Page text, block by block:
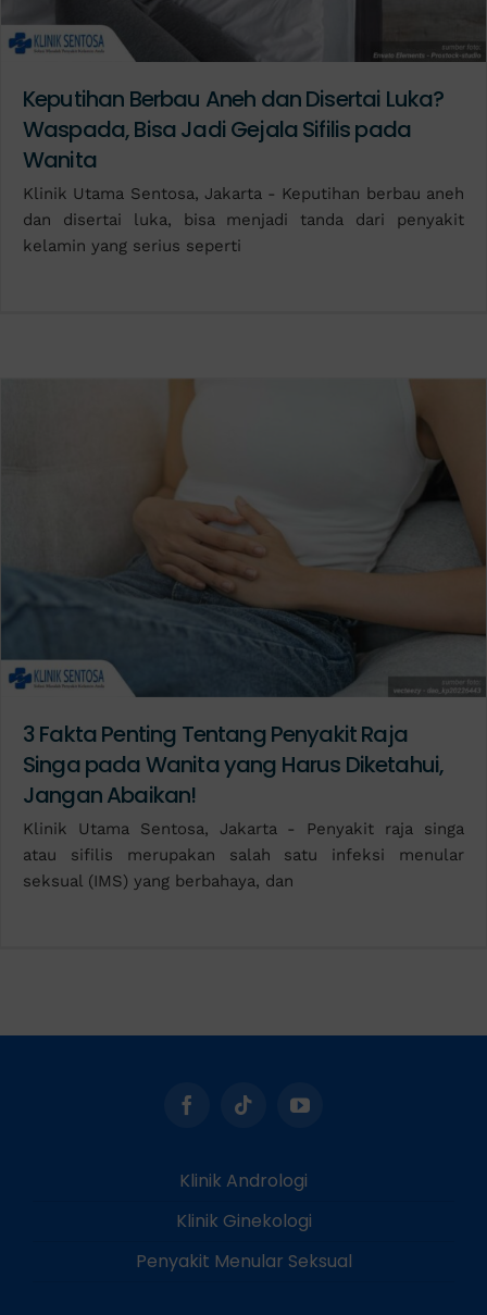
Keputihan Berbau Aneh dan Disertai Luka?
Waspada, Bisa Jadi Gejala Sifilis pada
Wanita
Klinik Utama Sentosa, Jakarta - Keputihan berbau aneh
dan disertai luka, bisa menjadi tanda dari penyakit
kelamin yang serius seperti
3 Fakta Penting Tentang Penyakit Raja
Singa pada Wanita yang Harus Diketahui,
Jangan Abaikan!
Klinik Utama Sentosa, Jakarta - Penyakit raja singa
atau sifilis merupakan salah satu infeksi menular
seksual (IMS) yang berbahaya, dan
Klinik Andrologi
Klinik Ginekologi
Penyakit Menular Seksual